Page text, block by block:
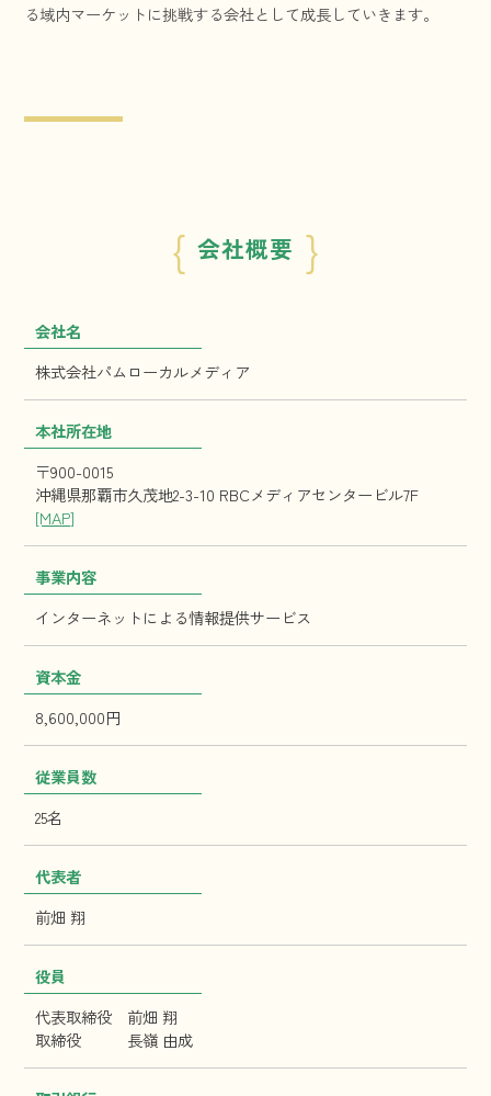
る域内マーケットに挑戦する会社として成長していきます。
{ 会社概要 }
会社名
株式会社パムローカルメディア
本社所在地
〒900-0015
沖縄県那覇市久茂地2-3-10 RBCメディアセンタービル7F
[MAP]
事業内容
インターネットによる情報提供サービス
資本金
8,600,000円
従業員数
25名
代表者
前畑 翔
役員
代表取締役 前畑 翔
取締役 長嶺 由成